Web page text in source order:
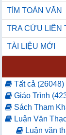
TÌM TOÀN VĂN
TRA CỨU LIÊN
TÀI LIỆU MỚI
Tất cả (26048)
Giáo Trình
Sách Tham
Luận Văn
Luận văn